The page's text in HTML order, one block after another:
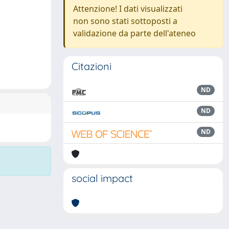
Attenzione! I dati visualizzati
non sono stati sottoposti a
validazione da parte dell'ateneo
Citazioni
ND
ND
ND
social impact